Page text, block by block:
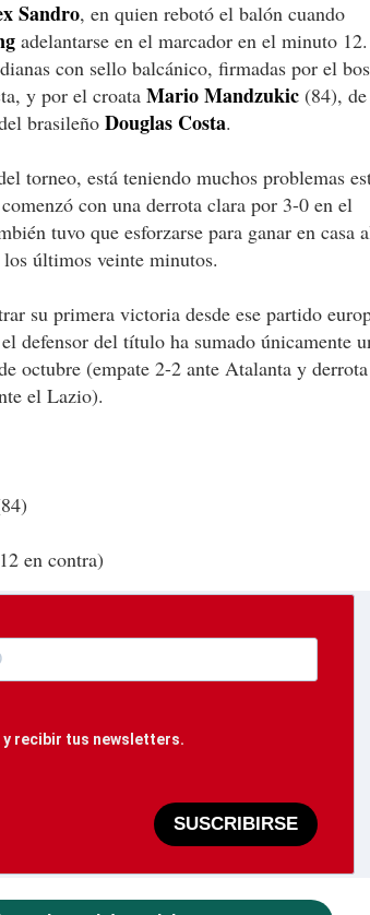
Sandro, en quien rebotó el balón cuando
adelantarse en el marcador en el minuto
con sello balcánico, firmadas por el
y por el croata Mario Mandzukic (84), de
brasileño Douglas Costa.
torneo, está teniendo muchos problemas
con una derrota clara por 3-0 en el
tuvo que esforzarse para ganar en casa
últimos veinte minutos.
su primera victoria desde ese partido
defensor del título ha sumado únicamente
octubre (empate 2-2 ante Atalanta y
el Lazio).
en contra)
recibir tus newsletters.
SUSCRIBIRSE